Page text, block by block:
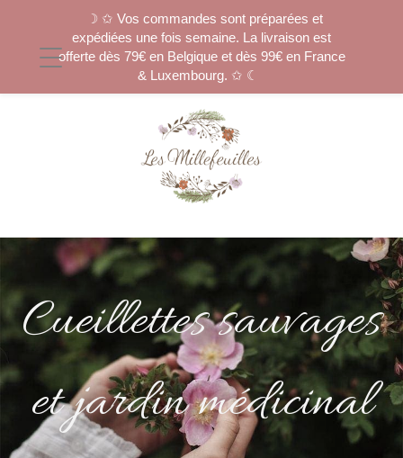
Cueillettes sauvages
et jardin médicinal
☽ ✩ Vos commandes sont préparées et
expédiées une fois semaine. La livraison est
offerte dès 79€ en Belgique et dès 99€ en France
& Luxembourg. ✩ ☾